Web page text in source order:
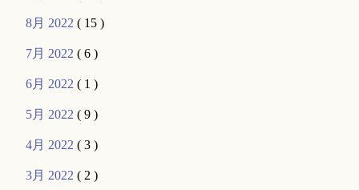
8月 2022( 15 )
7月 2022( 6 )
6月 2022( 1 )
5月 2022( 9 )
4月 2022( 3 )
3月 2022( 2 )